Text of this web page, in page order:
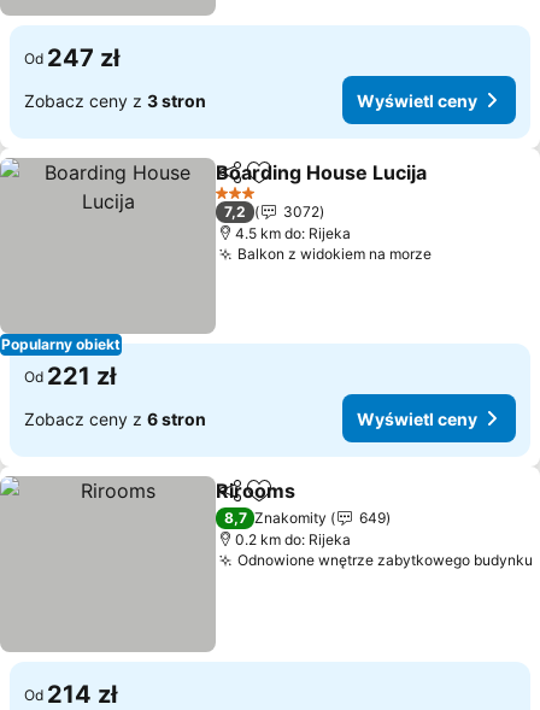
Od 247 zł
Zobacz ceny z 3 stron Wyświetl ceny
Popularny obiekt
UdostępnijDodaj do ulubionych
Boarding House Lucija
3 Kategoria
7,2
3072
4.5 km do: Rijeka
Balkon z widokiem na morze
Od 221 zł
Zobacz ceny z 6 stron Wyświetl ceny
UdostępnijDodaj do ulubionych
Rirooms
8,7 Znakomity
649
0.2 km do: Rijeka
Odnowione wnętrze zabytkowego budynku
Od 214 zł